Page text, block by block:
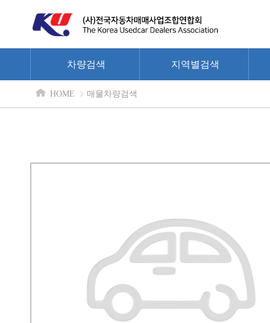
차량검색 지역별검색
HOME 매물차량검색